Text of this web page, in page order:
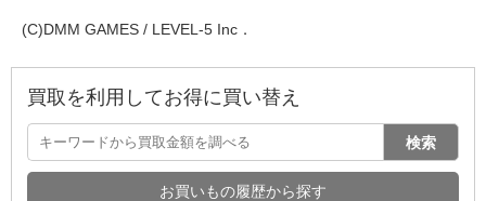
(C)DMM GAMES / LEVEL-5 Inc．
買取を利用してお得に買い替え
検索
お買いもの履歴から探す